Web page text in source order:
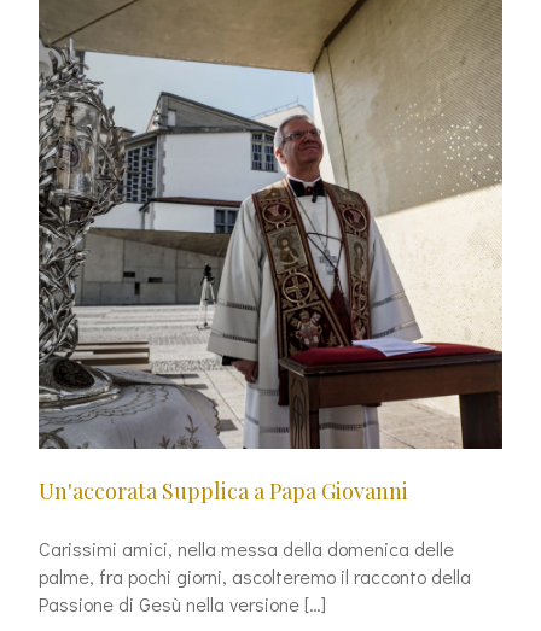
Un'accorata Supplica a Papa Giovanni
Carissimi amici, nella messa della domenica delle
palme, fra pochi giorni, ascolteremo il racconto della
Passione di Gesù nella versione […]